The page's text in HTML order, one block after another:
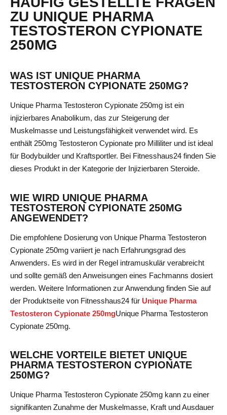
ZU UNIQUE PHARMA
TESTOSTERON CYPIONATE
250MG
WAS IST UNIQUE PHARMA
TESTOSTERON CYPIONATE 250MG?
Unique Pharma Testosteron Cypionate 250mg ist ein
injizierbares Anabolikum, das zur Steigerung der
Muskelmasse und Leistungsfähigkeit verwendet wird. Es
enthält 250mg Testosteron Cypionate pro Milliliter und ist ideal
für Bodybuilder und Kraftsportler. Bei Fitnesshaus24 finden Sie
dieses Produkt in der Kategorie der Injizierbaren Steroide.
WIE WIRD UNIQUE PHARMA
TESTOSTERON CYPIONATE 250MG
ANGEWENDET?
Die empfohlene Dosierung von Unique Pharma Testosteron
Cypionate 250mg variiert je nach Erfahrungsgrad des
Anwenders. Es wird in der Regel intramuskulär verabreicht
und sollte gemäß den Anweisungen eines Fachmanns dosiert
werden. Weitere Informationen zur Anwendung finden Sie auf
der Produktseite von Fitnesshaus24 für Unique Pharma
Testosteron Cypionate 250mgUnique Pharma Testosteron
Cypionate 250mg.
WELCHE VORTEILE BIETET UNIQUE
PHARMA TESTOSTERON CYPIONATE
250MG?
Unique Pharma Testosteron Cypionate 250mg kann zu einer
signifikanten Zunahme der Muskelmasse, Kraft und Ausdauer